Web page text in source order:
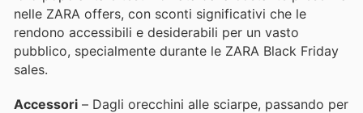
nelle ZARA offers, con sconti significativi che le
rendono accessibili e desiderabili per un vasto
pubblico, specialmente durante le ZARA Black Friday
sales.
Accessori – Dagli orecchini alle sciarpe, passando per